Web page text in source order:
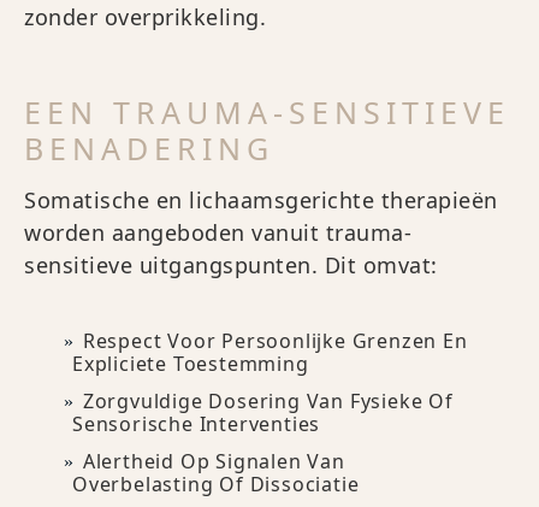
zonder overprikkeling.
EEN TRAUMA-SENSITIEVE
BENADERING
Somatische en lichaamsgerichte therapieën
worden aangeboden vanuit trauma-
sensitieve uitgangspunten. Dit omvat:
Respect Voor Persoonlijke Grenzen En
Expliciete Toestemming
Zorgvuldige Dosering Van Fysieke Of
Sensorische Interventies
Alertheid Op Signalen Van
Overbelasting Of Dissociatie